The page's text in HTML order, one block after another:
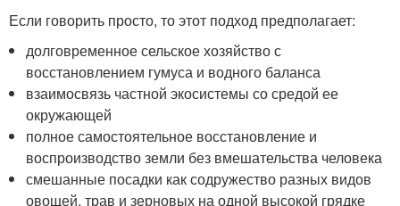
Если говорить просто, то этот подход предполагает:
долговременное сельское хозяйство с
восстановлением гумуса и водного баланса
взаимосвязь частной экосистемы со средой ее
окружающей
полное самостоятельное восстановление и
воспроизводство земли без вмешательства человека
смешанные посадки как содружество разных видов
овощей, трав и зерновых на одной высокой грядке